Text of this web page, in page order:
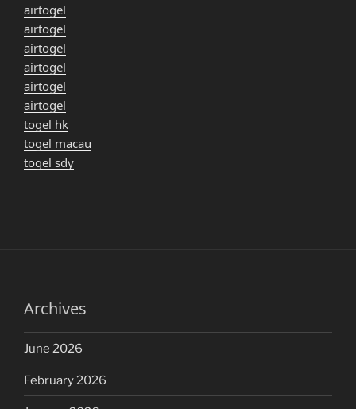
airtogel
airtogel
airtogel
airtogel
airtogel
airtogel
togel hk
togel macau
togel sdy
Archives
June 2026
February 2026